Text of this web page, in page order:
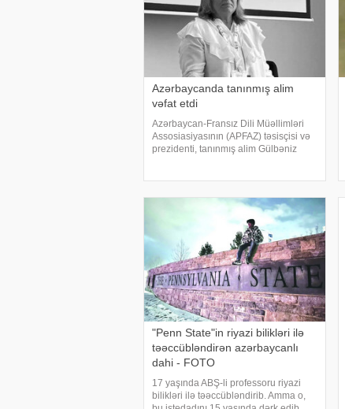
Azərbaycanda tanınmış alim
vəfat etdi
Azərbaycan-Fransız Dili Müəllimləri
Assosiasiyasının (APFAZ) təsisçisi və
prezidenti, tanınmış alim Gülbəniz
yaşında ürəktutmada
"Penn State"in riyazi bilikləri ilə
təəccübləndirən azərbaycanlı
dahi - FOTO
17 yaşında ABŞ-li professoru riyazi
bilikləri ilə təəccübləndirib. Amma o,